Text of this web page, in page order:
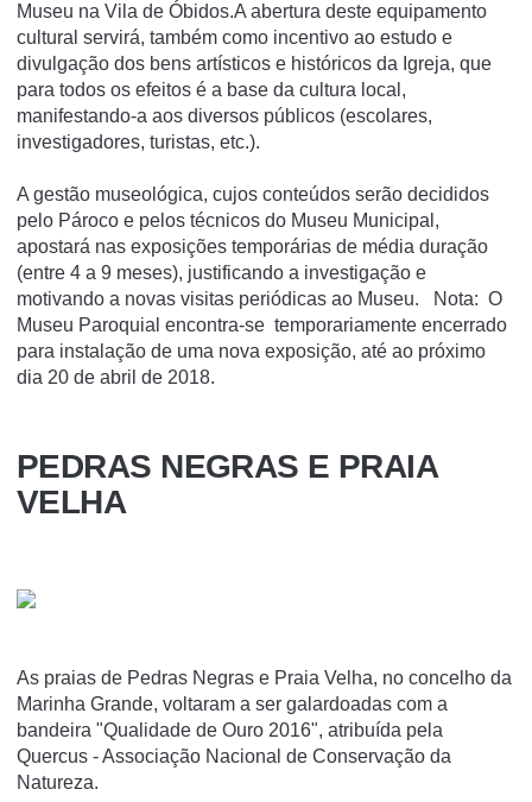
Museu na Vila de Óbidos.A abertura deste equipamento
cultural servirá, também como incentivo ao estudo e
divulgação dos bens artísticos e históricos da Igreja, que
para todos os efeitos é a base da cultura local,
manifestando-a aos diversos públicos (escolares,
investigadores, turistas, etc.).
A gestão museológica, cujos conteúdos serão decididos
pelo Pároco e pelos técnicos do Museu Municipal,
apostará nas exposições temporárias de média duração
(entre 4 a 9 meses), justificando a investigação e
motivando a novas visitas periódicas ao Museu. Nota: O
Museu Paroquial encontra-se temporariamente encerrado
para instalação de uma nova exposição, até ao próximo
dia 20 de abril de 2018.
PEDRAS NEGRAS E PRAIA
VELHA
As praias de Pedras Negras e Praia Velha, no concelho da
Marinha Grande, voltaram a ser galardoadas com a
bandeira "Qualidade de Ouro 2016", atribuída pela
Quercus - Associação Nacional de Conservação da
Natureza.